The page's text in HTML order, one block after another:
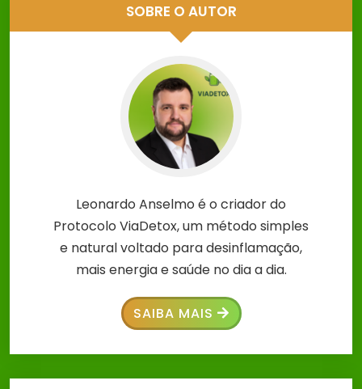
SOBRE O AUTOR
Leonardo Anselmo é o criador do
Protocolo ViaDetox, um método simples
e natural voltado para desinflamação,
mais energia e saúde no dia a dia.
SAIBA MAIS